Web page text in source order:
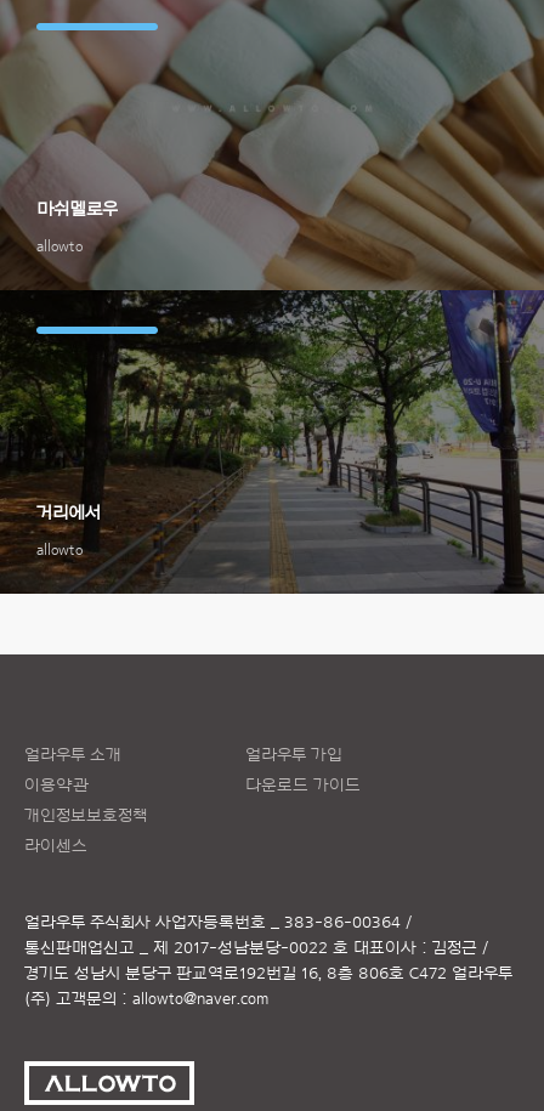
allowto
마쉬멜로우
allowto
거리에서
얼라우투 소개
이용약관
개인정보보호정책
라이센스
얼라우투 가입
다운로드 가이드
얼라우투 주식회사 사업자등록번호 _ 383-86-00364 /
통신판매업신고 _ 제 2017-성남분당-0022 호 대표이사 : 김정근 /
경기도 성남시 분당구 판교역로192번길 16, 8층 806호 C472 얼라우투
(주) 고객문의 : allowto@naver.com